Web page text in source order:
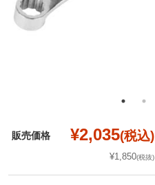
販売価格 ¥2,035(税込)
¥1,850(税抜)